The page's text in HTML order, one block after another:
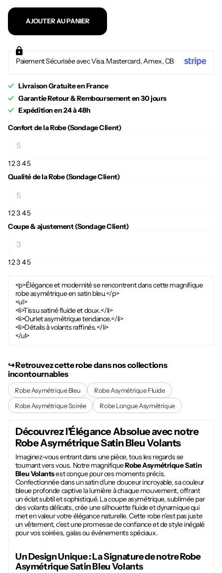
AJOUTER AU PANIER
Paiement Sécurisée avec Visa, Mastercard, Amex, CB
Livraison Gratuite en France
Garantie Retour & Remboursement en 30 jours
Expédition en 24 à 48h
Confort de la Robe (Sondage Client)
12345
Qualité de la Robe (Sondage Client)
12345
Coupe & ajustement (Sondage Client)
12345
<p>Élégance et modernité se rencontrent dans cette magnifique
robe asymétrique en satin bleu.</p>
<ul>
<li>Tissu satiné fluide et doux.</li>
<li>Ourlet asymétrique tendance.</li>
<li>Détails à volants raffinés.</li>
</ul>
↪︎ Retrouvez cette robe dans nos collections
incontournables
Robe Asymétrique Bleu
Robe Asymétrique Fluide
Robe Asymétrique Soirée
Robe Longue Asymétrique
Découvrez l'Élégance Absolue avec notre
Robe Asymétrique Satin Bleu Volants
Imaginez-vous entrant dans une pièce, tous les regards se
tournant vers vous. Notre magnifiqueRobe Asymétrique Satin
Bleu Volantsest conçue pour ces moments précis.
Confectionnée dans un satin d'une douceur incroyable, sa couleur
bleue profonde captive la lumière à chaque mouvement, offrant
un éclat subtil et sophistiqué. La coupe asymétrique, sublimée par
des volants délicats, crée une silhouette fluide et dynamique qui
met en valeur votre élégance naturelle. Cette robe n'est pas juste
un vêtement, c'est une promesse de confiance et de style inégalé
pour vos soirées, galas ou événements spéciaux.
Un Design Unique : La Signature de notreRobe
Asymétrique Satin Bleu Volants